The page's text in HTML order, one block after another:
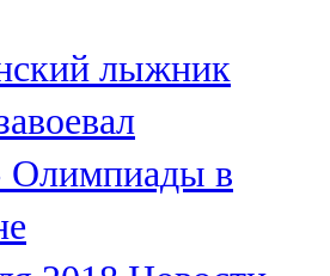
лыжник
Олимпиады в